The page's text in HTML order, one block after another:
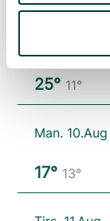
25° 11°
Man. 10.Aug
17° 13°